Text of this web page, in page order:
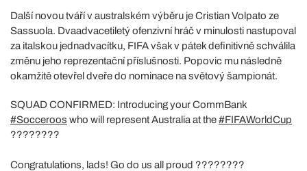
Další novou tváří v australském výběru je Cristian Volpato ze
Sassuola. Dvaadvacetiletý ofenzivní hráč v minulosti nastupoval
za italskou jednadvacítku, FIFA však v pátek definitivně schválila
změnu jeho reprezentační příslušnosti. Popovic mu následně
okamžitě otevřel dveře do nominace na světový šampionát.
SQUAD CONFIRMED: Introducing your CommBank
#Socceroos who will represent Australia at the#FIFAWorldCup
????????
Congratulations, lads! Go do us all proud ????????